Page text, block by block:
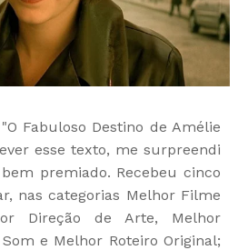
Fabuloso Destino de Amélie
esse texto, me surpreendi
premiado. Recebeu cinco
nas categorias Melhor Filme
Direção de Arte, Melhor
e Melhor Roteiro Original;